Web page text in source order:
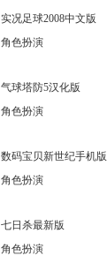
实况足球2008中文版
角色扮演
气球塔防5汉化版
角色扮演
数码宝贝新世纪手机版
角色扮演
七日杀最新版
角色扮演